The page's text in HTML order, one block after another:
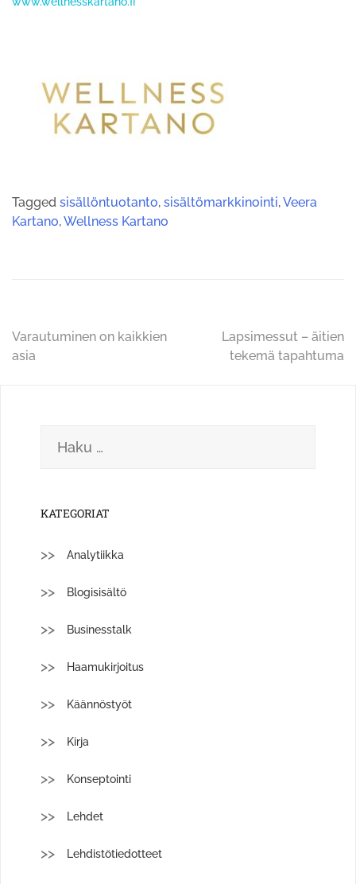
Tagged sisällöntuotanto, sisältömarkkinointi,Veera
Kartano,Wellness Kartano
Artikkelien
selaus
Varautuminen on kaikkien
asia
Lapsimessut – äitien
tekemä tapahtuma
KATEGORIAT
Analytiikka
Blogisisältö
Businesstalk
Haamukirjoitus
Käännöstyöt
Kirja
Konseptointi
Lehdet
Lehdistötiedotteet